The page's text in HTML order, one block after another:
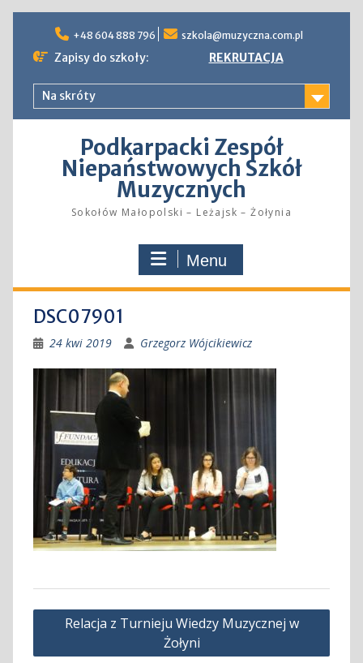
content
+48 604 888 796 szkola@muzyczna.com.pl
Zapisy do szkoły: REKRUTACJA
Na skróty
Podkarpacki Zespół
Niepaństwowych Szkół
Muzycznych
Sokołów Małopolski – Leżajsk – Żołynia
Menu
DSC07901
24 kwi 2019 Grzegorz Wójcikiewicz
Nawigacja
Relacja z Turnieju Wiedzy Muzycznej w
Żołyni